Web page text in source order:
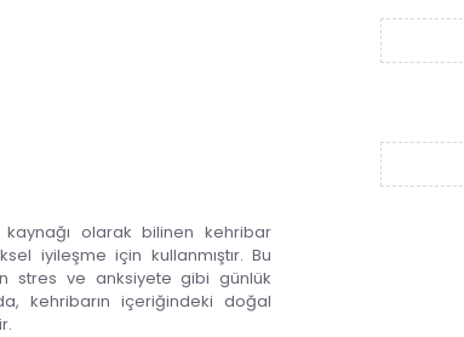
olarak bilinen kehribar
iyileşme için kullanmıştır. Bu
stres ve anksiyete gibi günlük
kehribarın içeriğindeki doğal